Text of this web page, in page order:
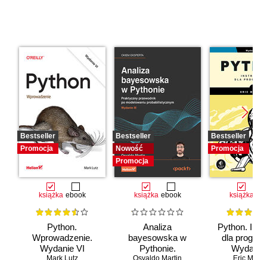
Bestseller
Promocja
książka ebook
Python.
Wprowadzenie.
Wydanie VI
Mark Lutz
Bestseller
Nowość
Promocja
książka ebook
Analiza
bayesowska w
Pythonie.
Osvaldo Martin
Bestseller
Promocja
książka
Python.
dla
Wydanie
Eric